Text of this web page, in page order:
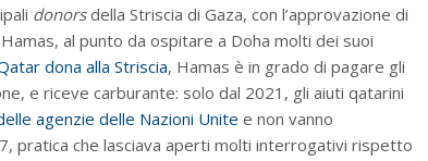
donorsdella Striscia di Gaza, con l’approvazione di
al punto da ospitare a Doha molti dei suoi
dona alla Striscia, Hamas è in grado di pagare gli
e riceve carburante: solo dal 2021, gli aiuti qatarini
agenzie delle Nazioni Unite e non vanno
pratica che lasciava aperti molti interrogativi rispetto